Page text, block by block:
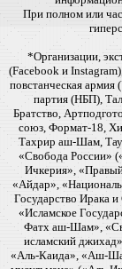
При полном или
*Организации,
(Facebook и
повстанческая
партия (НБП),
Братство,
союз, Формат-18,
Тахрир аш-Шам,
«Свобода России»
Ичкерия»,
«Айдар»,
Государство Ирака
«Исламское
Фатх аш-Шам»,
исламский
«Аль-Каида», «Аш-